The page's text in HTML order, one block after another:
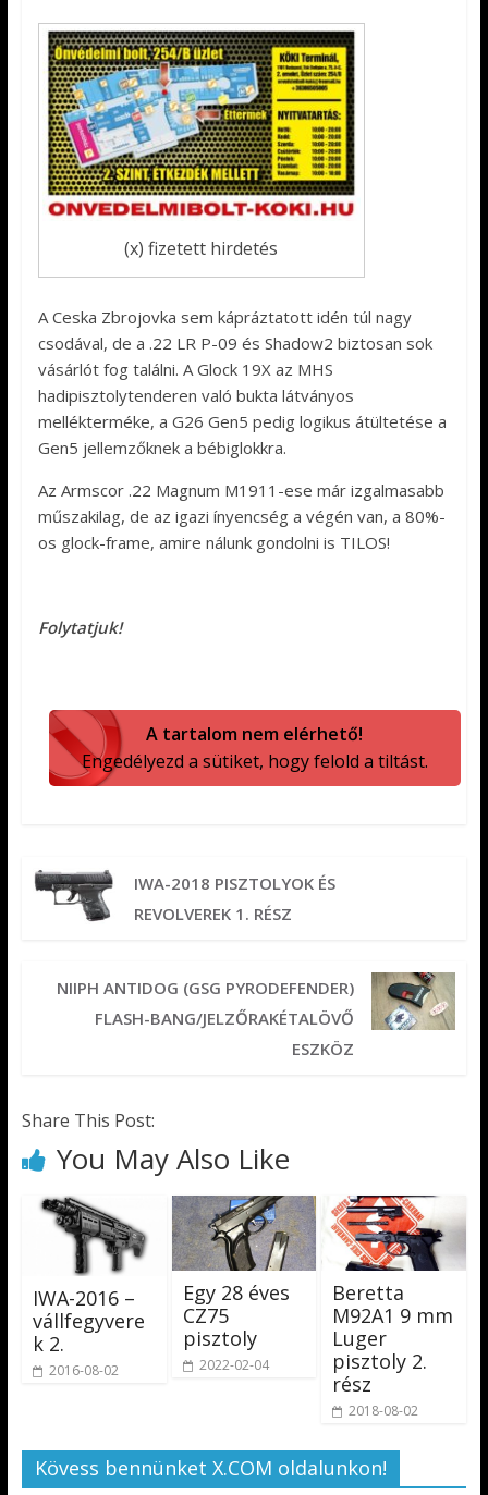
(x) fizetett hirdetés
A Ceska Zbrojovka sem kápráztatott idén túl nagy
csodával, de a .22 LR P-09 és Shadow2 biztosan sok
vásárlót fog találni. A Glock 19X az MHS
hadipisztolytenderen való bukta látványos
mellékterméke, a G26 Gen5 pedig logikus átültetése a
Gen5 jellemzőknek a bébiglokkra.
Az Armscor .22 Magnum M1911-ese már izgalmasabb
műszakilag, de az igazi ínyencség a végén van, a 80%-
os glock-frame, amire nálunk gondolni is TILOS!
Folytatjuk!
A tartalom nem elérhető!
Engedélyezd a sütiket, hogy felold a tiltást.
IWA-2018 PISZTOLYOK ÉS
REVOLVEREK 1. RÉSZ
NIIPH ANTIDOG (GSG PYRODEFENDER)
FLASH-BANG/JELZŐRAKÉTALÖVŐ
ESZKÖZ
Share This Post:
You May Also Like
IWA-2016 –
vállfegyvere
k 2.
2016-08-02
Egy 28 éves
CZ75
pisztoly
2022-02-04
Beretta
M92A1 9 mm
Luger
pisztoly 2.
rész
2018-08-02
Kövess bennünket X.COM oldalunkon!